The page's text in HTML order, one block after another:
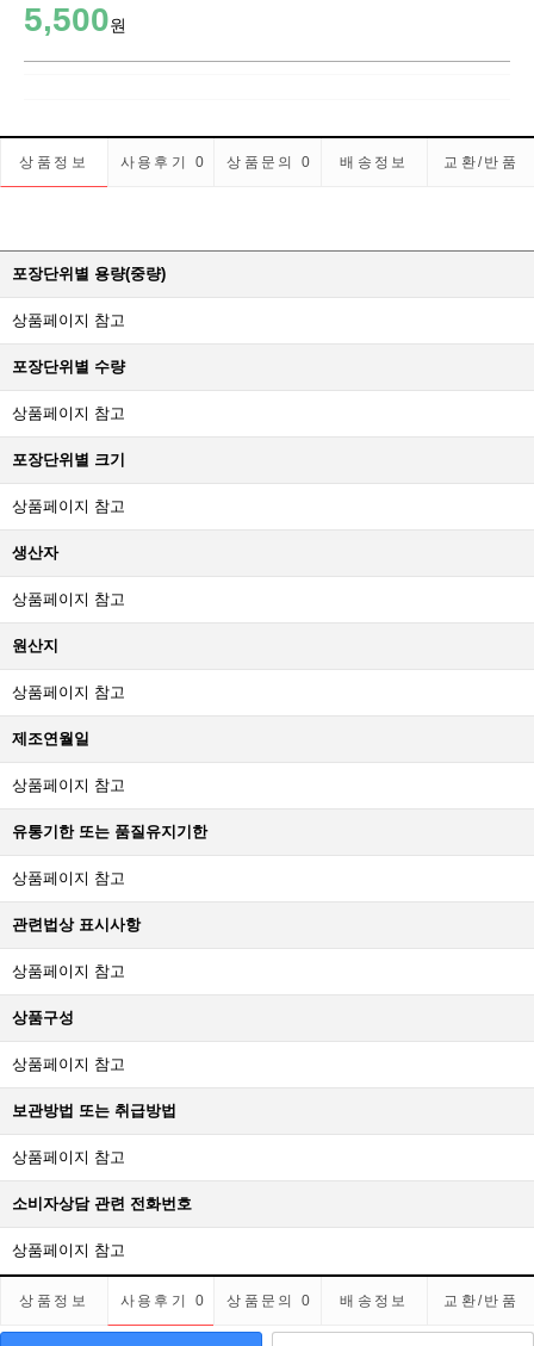
5,500원
상품정보 사용후기 0 상품문의0 배송정보 교환/반품
포장단위별 용량(중량)
상품페이지 참고
포장단위별 수량
상품페이지 참고
포장단위별 크기
상품페이지 참고
생산자
상품페이지 참고
원산지
상품페이지 참고
제조연월일
상품페이지 참고
유통기한 또는 품질유지기한
상품페이지 참고
관련법상 표시사항
상품페이지 참고
상품구성
상품페이지 참고
보관방법 또는 취급방법
상품페이지 참고
소비자상담 관련 전화번호
상품페이지 참고
상품정보 사용후기 0 상품문의0 배송정보 교환/반품